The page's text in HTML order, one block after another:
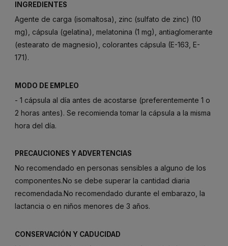
INGREDIENTES
Agente de carga (isomaltosa), zinc (sulfato de zinc) (10
mg), cápsula (gelatina), melatonina (1 mg), antiaglomerante
(estearato de magnesio), colorantes cápsula (E-163, E-
171).
MODO DE EMPLEO
- 1 cápsula al día antes de acostarse (preferentemente 1 o
2 horas antes). Se recomienda tomar la cápsula a la misma
hora del día.
PRECAUCIONES Y ADVERTENCIAS
No recomendado en personas sensibles a alguno de los
componentes.No se debe superar la cantidad diaria
recomendada.No recomendado durante el embarazo, la
lactancia o en niños menores de 3 años.
CONSERVACIÓN Y CADUCIDAD